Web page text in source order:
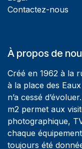
Contactez-nous
À propos de
Créé en 1962 à la
à la place des
n’a cessé
m2 permet aux
photographique,
chaque
toujours été